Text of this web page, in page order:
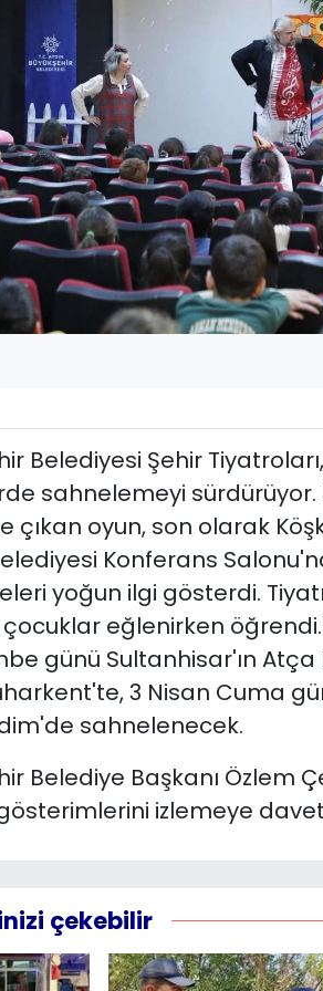
Belediyesi Şehir
sahnelemeyi sürdürüyor.
çıkan oyun, son olarak
Konferans
yoğun ilgi gösterdi.
eğlenirken
günü Sultanhisar'ın
3 Nisan Cuma
sahnelenecek.
Belediye Başkanı Özlem
izlemeye
çekebilir